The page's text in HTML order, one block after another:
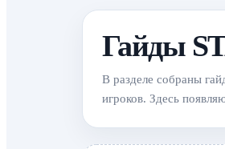
Гайды
В разделе собраны
игроков. Здесь